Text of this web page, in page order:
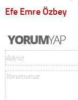
Efe Emre Özbey